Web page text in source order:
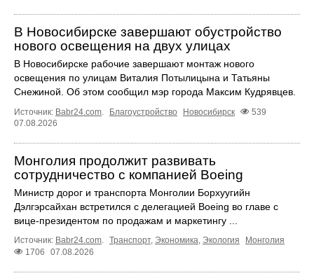
В Новосибирске завершают обустройство
нового освещения на двух улицах
В Новосибирске рабочие завершают монтаж нового
освещения по улицам Виталия Потылицына и Татьяны
Снежиной. Об этом сообщил мэр города Максим Кудрявцев.
Источник: Babr24.com. Благоустройство Новосибирск
539
07.08.2026
Монголия продолжит развивать
сотрудничество с компанией Boeing
Министр дорог и транспорта Монголии Борхуугийн
Дэлгэрсайхан встретился с делегацией Boeing во главе с
вице-президентом по продажам и маркетингу ...
Источник: Babr24.com. Транспорт, Экономика, Экология
Монголия
1706
07.08.2026